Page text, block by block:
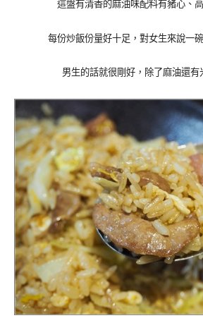
這盤有清香的麻油味配料有豬心、
每份炒飯份量好十足，對女生來說一
男生的話就很剛好，除了麻油還有